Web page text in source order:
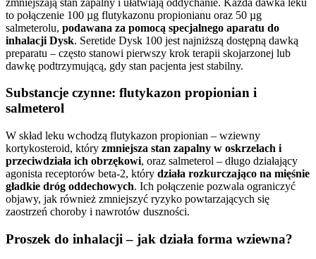
to połączenie 100 µg flutykazonu propionianu oraz 50 µg
salmeterolu, podawana za pomocą specjalnego aparatu do
inhalacji Dysk. Seretide Dysk 100 jest najniższą dostępną dawką
preparatu – często stanowi pierwszy krok terapii skojarzonej lub
dawkę podtrzymującą, gdy stan pacjenta jest stabilny.
Substancje czynne: flutykazon propionian i
salmeterol
W skład leku wchodzą flutykazon propionian – wziewny
kortykosteroid, który zmniejsza stan zapalny w oskrzelach i
przeciwdziała ich obrzękowi, oraz salmeterol – długo działający
agonista receptorów beta-2, który działa rozkurczająco na mięśnie
gładkie dróg oddechowych. Ich połączenie pozwala ograniczyć
objawy, jak również zmniejszyć ryzyko powtarzających się
zaostrzeń choroby i nawrotów duszności.
Proszek do inhalacji – jak działa forma wziewna?